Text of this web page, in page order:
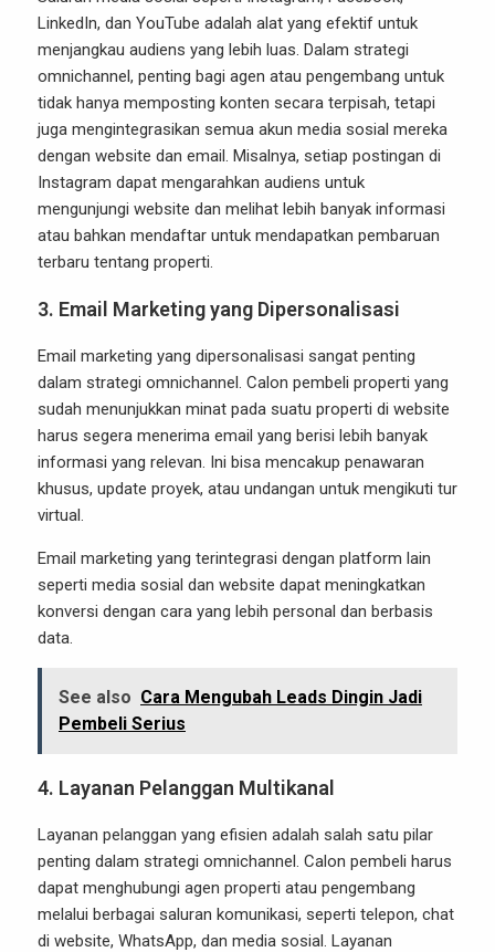
LinkedIn, dan YouTube adalah alat yang efektif untuk
menjangkau audiens yang lebih luas. Dalam strategi
omnichannel, penting bagi agen atau pengembang untuk
tidak hanya memposting konten secara terpisah, tetapi
juga mengintegrasikan semua akun media sosial mereka
dengan website dan email. Misalnya, setiap postingan di
Instagram dapat mengarahkan audiens untuk
mengunjungi website dan melihat lebih banyak informasi
atau bahkan mendaftar untuk mendapatkan pembaruan
terbaru tentang properti.
3. Email Marketing yang Dipersonalisasi
Email marketing yang dipersonalisasi sangat penting
dalam strategi omnichannel. Calon pembeli properti yang
sudah menunjukkan minat pada suatu properti di website
harus segera menerima email yang berisi lebih banyak
informasi yang relevan. Ini bisa mencakup penawaran
khusus, update proyek, atau undangan untuk mengikuti tur
virtual.
Email marketing yang terintegrasi dengan platform lain
seperti media sosial dan website dapat meningkatkan
konversi dengan cara yang lebih personal dan berbasis
data.
See also Cara Mengubah Leads Dingin Jadi
Pembeli Serius
4. Layanan Pelanggan Multikanal
Layanan pelanggan yang efisien adalah salah satu pilar
penting dalam strategi omnichannel. Calon pembeli harus
dapat menghubungi agen properti atau pengembang
melalui berbagai saluran komunikasi, seperti telepon, chat
di website, WhatsApp, dan media sosial. Layanan